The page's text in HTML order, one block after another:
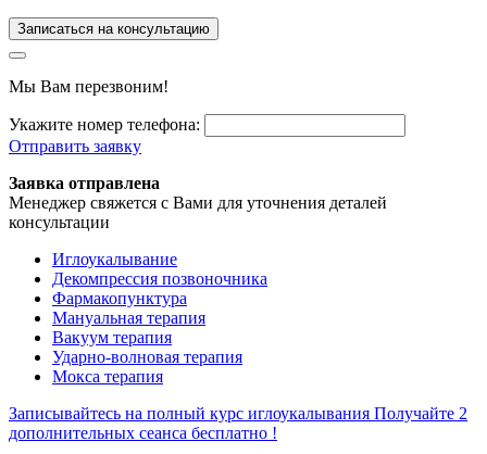
Записаться на консультацию
Мы Вам перезвоним!
Укажите номер телефона:
Отправить заявку
Заявка отправлена
Менеджер свяжется с Вами для уточнения деталей
консультации
Иглоукалывание
Декомпрессия позвоночника
Фармакопунктура
Мануальная терапия
Вакуум терапия
Ударно-волновая терапия
Мокса терапия
Записывайтесь на полный курс иглоукалывания Получайте 2
дополнительных сеанса бесплатно !